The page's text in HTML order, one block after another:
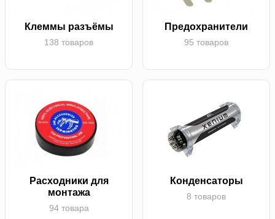
Клеммы разъёмы
138 товаров
Предохранители
95 товаров
Расходники для
монтажа
94 товара
Конденсаторы
8 товаров